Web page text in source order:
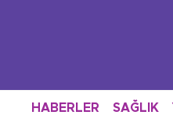
HABERLER SAĞLIK